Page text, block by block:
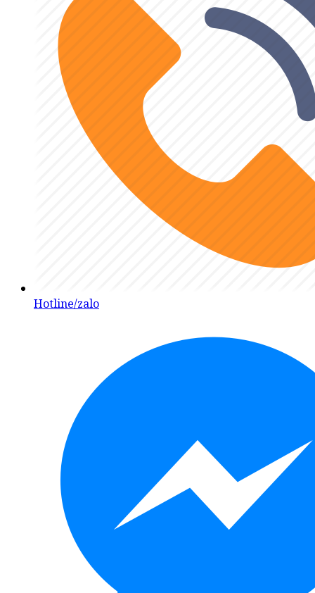
Hotline/zalo